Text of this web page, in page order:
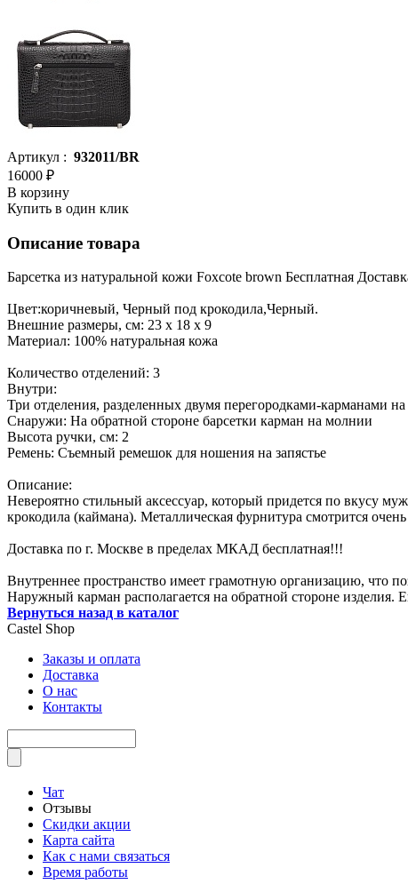
Артикул : 932011/BR
16000 ₽
В корзину
Купить в один клик
Описание товара
Барсетка из натуральной кожи Foxcote brown Бесплатная
Цвет:коричневый, Черный под крокодила,Черный.
Внешние размеры, см: 23 х 18 х 9
Материал: 100% натуральная кожа
Количество отделений: 3
Внутри:
Три отделения, разделенных двумя перегородками-карманами
Снаружи: На обратной стороне барсетки карман на молнии
Высота ручки, см: 2
Ремень: Съемный ремешок для ношения на запястье
Описание:
Невероятно стильный аксессуар, который придется по вкусу
крокодила (каймана). Металлическая фурнитура смотрится
Доставка по г. Москве в пределах МКАД бесплатная!!!
Внутреннее пространство имеет грамотную организацию, что
Наружный карман располагается на обратной стороне
Вернуться назад в каталог
Castel Shop
Заказы и оплата
Доставка
О нас
Контакты
Чат
Отзывы
Скидки акции
Карта сайта
Как с нами связаться
Время работы